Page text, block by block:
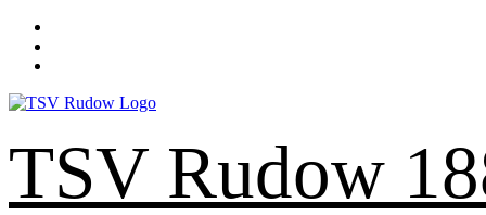
Zum
Inhalt
springen
TSV Rudow